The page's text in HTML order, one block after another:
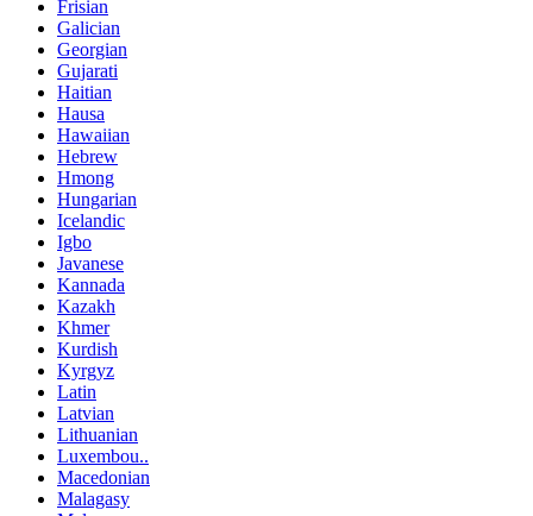
Frisian
Galician
Georgian
Gujarati
Haitian
Hausa
Hawaiian
Hebrew
Hmong
Hungarian
Icelandic
Igbo
Javanese
Kannada
Kazakh
Khmer
Kurdish
Kyrgyz
Latin
Latvian
Lithuanian
Luxembou..
Macedonian
Malagasy